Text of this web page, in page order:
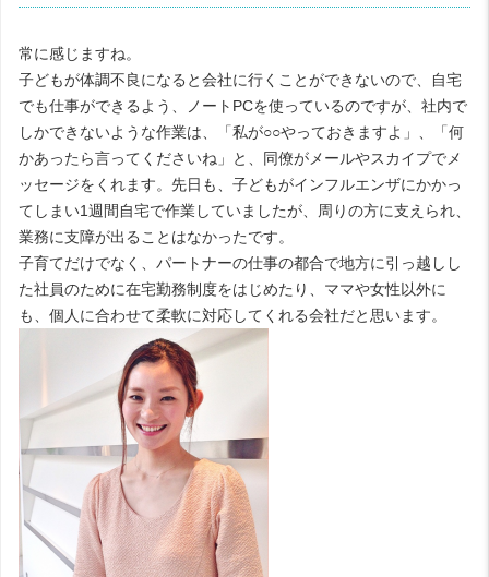
常に感じますね。
子どもが体調不良になると会社に行くことができないので、自宅
でも仕事ができるよう、ノートPCを使っているのですが、社内で
しかできないような作業は、「私が○○やっておきますよ」、「何
かあったら言ってくださいね」と、同僚がメールやスカイプでメ
ッセージをくれます。先日も、子どもがインフルエンザにかかっ
てしまい1週間自宅で作業していましたが、周りの方に支えられ、
業務に支障が出ることはなかったです。
子育てだけでなく、パートナーの仕事の都合で地方に引っ越しし
た社員のために在宅勤務制度をはじめたり、ママや女性以外に
も、個人に合わせて柔軟に対応してくれる会社だと思います。